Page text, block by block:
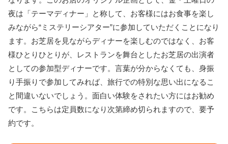
夜は「テーマディナー」と称して、お客様にはお食事を楽し
みながら“ミステリーシアター”に参加していただくことになり
ます。お芝居を見ながらディナーを楽しむのではなく、お客
様ひとりひとりが、レストランを舞台としたお芝居の出演者
としての参加型ディナーです。言葉が分からなくても、身振
り手振りで参加してみれば、旅行での特別な思い出になるこ
と間違いないでしょう。面白い体験をされたい方にはお勧め
です。こちらは定員数になり次第締め切られますので、要予
約です。